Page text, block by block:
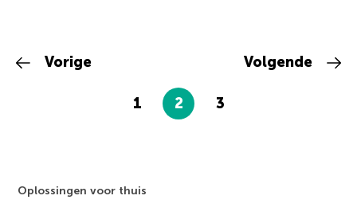
Vorige
1 2 3
Volgende
Oplossingen voor thuis